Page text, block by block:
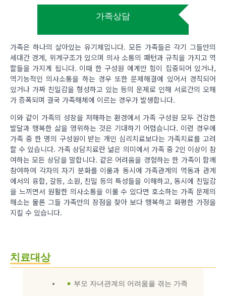
가족상담
가족은 하나의 살아있는 유기체입니다. 모든 가족들은 각기 그들만의
세대간 경계, 위계구조가 있으며 의사 소통의 패턴과 규칙을 가지고 역
할들을 가지게 됩니다. 이때 한 구성원 에게만 힘이 집중되어 있거나,
역기능적인 의사소통을 하는 경우 또한 문제해결에 있어서 경직되어
있거나 가짜 친밀감을 형성하고 있는 등의 문제로 인해 서로간의 오해
가 증폭되며 결국 가족해체에 이르는 경우가 발생합니다.
이와 같이 가족의 성장을 저해하는 환경에서 가족 구성원 모두 건강한
발달과 행복한 삶을 영위하는 것은 기대하기 어렵습니다. 이런 경우에
가족 중 한 명의 구성원이 받는 개인 심리치료보다는 가족치료를 고려
할 수 있습니다. 가족 상담치료란 넒은 의미에서 가족 중 2인 이상이 참
여하는 모든 상담을 말합니다. 같은 어려움을 경험하는 한 가족이 함께
참여하여 각자의 자기 분화를 이룸과 동시에 가족관계의 역동과 관계
에서의 융합, 갈등, 소원, 친밀 등의 특성들을 이해하고, 동시에 친밀감
을 느끼면서 원활한 의사소통을 이룰 수 있다면 호소하는 가족 문제의
해소는 물론 그들 가족만의 장점을 찾아 보다 행복하고 화평한 가정을
지킬 수 있습니다.
치료대상
부모 자녀관계의 어려움을 겪는 가족